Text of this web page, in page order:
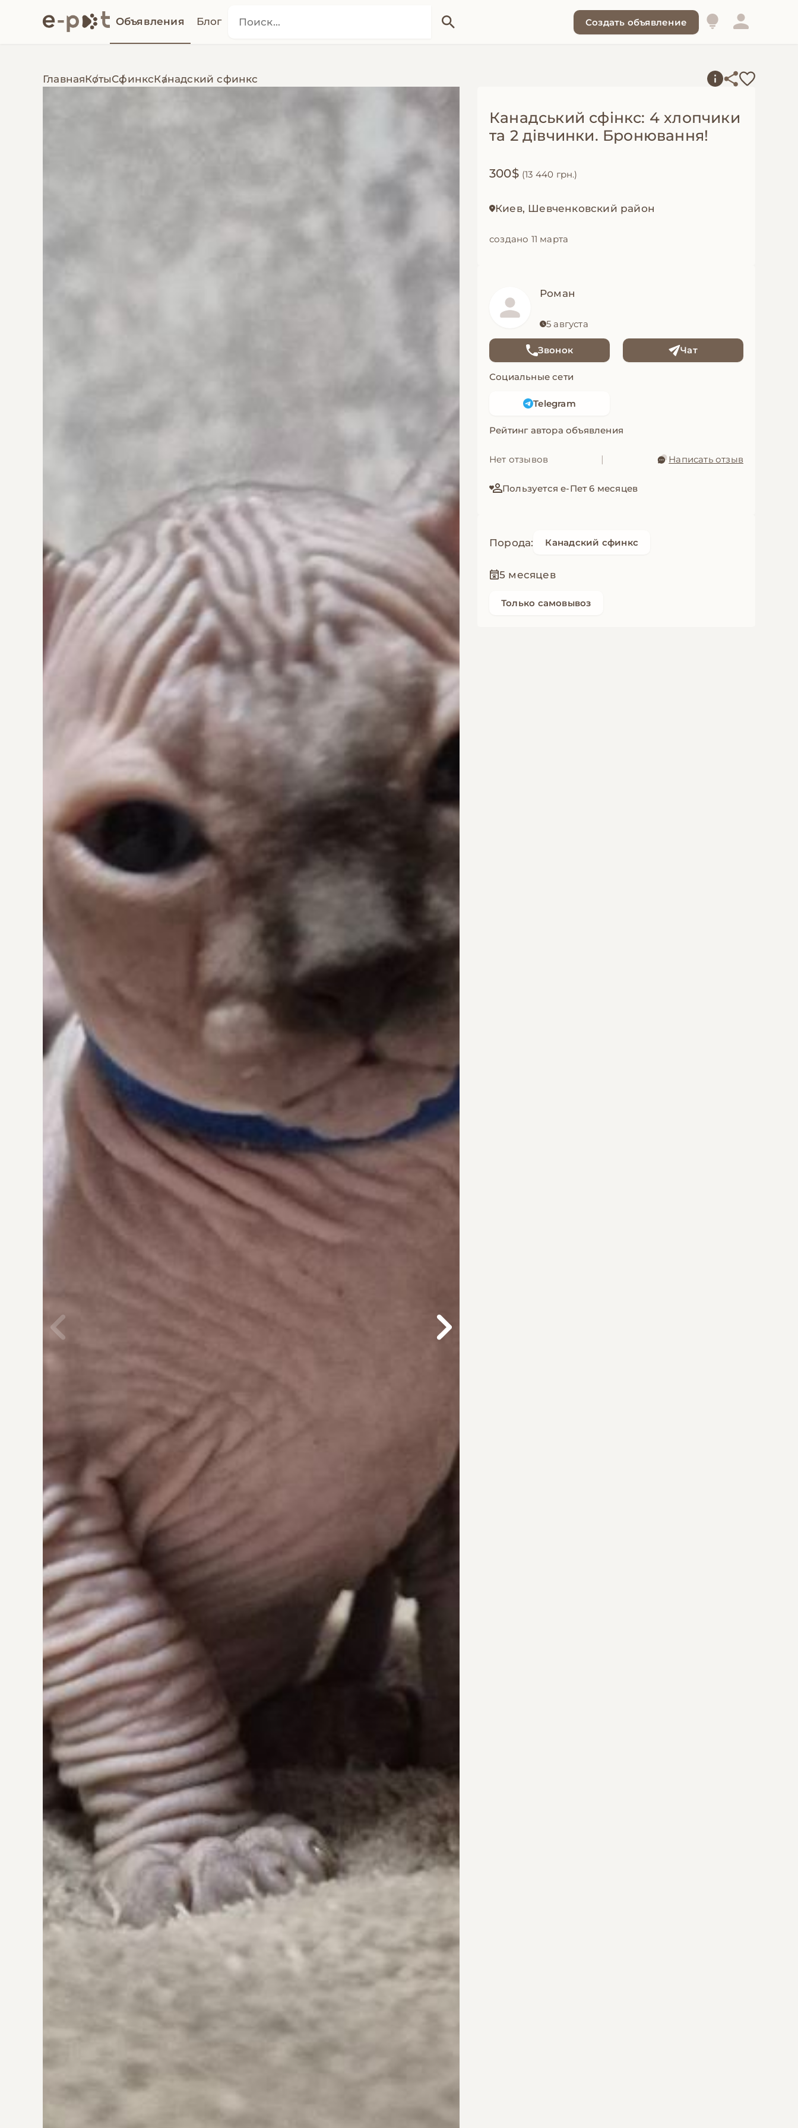
Объявления Блог Создать объявление
ГлавнаяКотыСфинксКанадский сфинкс
Канадський сфінкс: 4 хлопчики
та 2 дівчинки. Бронювання!
300$ (13 440 грн.)
Киев, Шевченковский район
создано 11 марта
Роман
5 августа
Звонок Чат
Социальные сети
Telegram
Рейтинг автора объявления
Нет отзывов | Написать отзыв
Пользуется е-Пет 6 месяцев
Порода: Канадский сфинкс
5 месяцев
Только самовывоз